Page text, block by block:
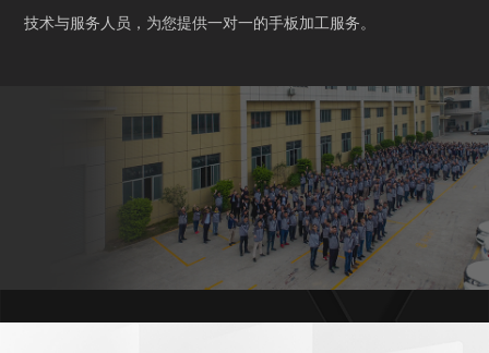
技术与服务人员，为您提供一对一的手板加工服务。